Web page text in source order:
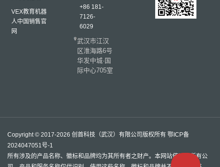
VEX教育机器
人中国销售官
网
+86 181-
7126-
6029
武汉市江汉
区淮海路6号
华发中城·国
际中心705室
Copyright © 2017-2026 创首科技（武汉）有限公司版权所有 鄂ICP备
2024047051号-1
所有涉及的产品名称、徽标和品牌均为其所有者之财产。本网站使用的所有公